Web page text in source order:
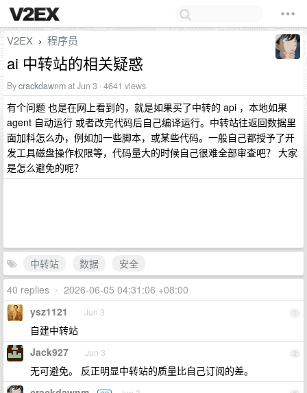
V2EX › 程序员
ai 中转站的相关疑惑
Bycrackdawnmat Jun 3 · 4641 views
有个问题 也是在网上看到的，就是如果买了中转的 api ，本地如果
agent 自动运行 或者改完代码后自己编译运行。中转站往返回数据里
面加料怎么办，例如加一些脚本，或某些代码。一般自己都授予了开
发工具磁盘操作权限等，代码量大的时候自己很难全部审查吧？ 大家
是怎么避免的呢？
中转站 数据
安全
40 replies • 2026-06-05 04:31:06 +08:00
1
ysz1121 Jun 3
自建中转站
2
Jack927 Jun 3
无可避免。 反正明显中转站的质量比自己订阅的差。